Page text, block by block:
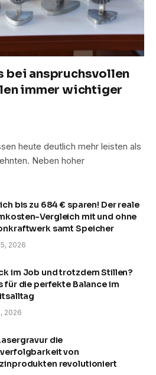
bei anspruchsvollen
immer wichtiger
heute deutlich mehr leisten als
Neben hoher
bis zu 684 € sparen! Der reale
Vergleich mit und ohne
samt Speicher
2026
im Job und trotzdem Stillen?
für die perfekte Balance im
2026
die
von
revolutioniert